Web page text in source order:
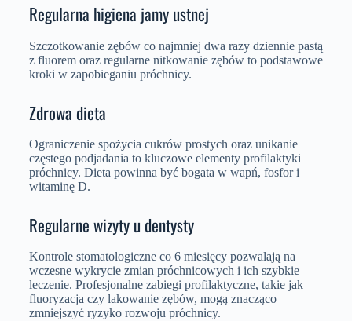
Regularna higiena jamy ustnej
Szczotkowanie zębów co najmniej dwa razy dziennie pastą
z fluorem oraz regularne nitkowanie zębów to podstawowe
kroki w zapobieganiu próchnicy.
Zdrowa dieta
Ograniczenie spożycia cukrów prostych oraz unikanie
częstego podjadania to kluczowe elementy profilaktyki
próchnicy. Dieta powinna być bogata w wapń, fosfor i
witaminę D.
Regularne wizyty u dentysty
Kontrole stomatologiczne co 6 miesięcy pozwalają na
wczesne wykrycie zmian próchnicowych i ich szybkie
leczenie. Profesjonalne zabiegi profilaktyczne, takie jak
fluoryzacja czy lakowanie zębów, mogą znacząco
zmniejszyć ryzyko rozwoju próchnicy.